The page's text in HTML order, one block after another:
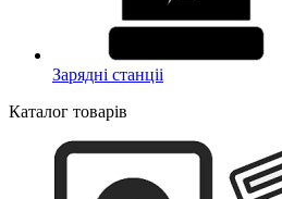
Зарядні станціі
Каталог товарів